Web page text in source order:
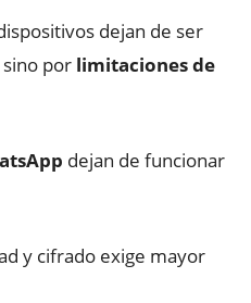
dejan de ser
por limitaciones de
dejan de funcionar
y cifrado exige mayor